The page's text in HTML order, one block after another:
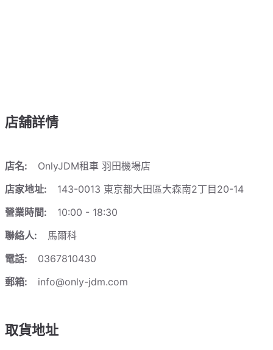
店舖詳情
店名:
OnlyJDM租車 羽田機場店
店家地址:
143-0013 東京都大田區大森南2丁目20-14
營業時間:
10:00 - 18:30
聯絡人:
馬爾科
電話:
0367810430
郵箱:
info@only-jdm.com
取貨地址